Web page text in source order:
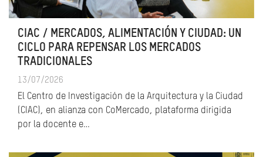
CIAC / MERCADOS, ALIMENTACIÓN Y CIUDAD: UN
CICLO PARA REPENSAR LOS MERCADOS
TRADICIONALES
13/07/2026
El Centro de Investigación de la Arquitectura y la Ciudad
(CIAC), en alianza con CoMercado, plataforma dirigida
por la docente e…